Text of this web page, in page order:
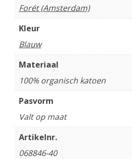
Forét (Amsterdam)
Kleur
Blauw
Materiaal
100% organisch katoen
Pasvorm
Valt op maat
Artikelnr.
068846-40